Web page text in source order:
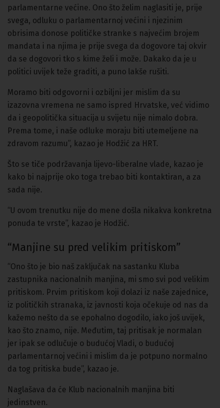
parlamentarne većine. Ono što želim naglasiti je, prije
svega, odluku o parlamentarnoj većini i njezinim
obrisima donose političke stranke s najvećim brojem
mandata i na njima je prije svega da dogovore taj okvir
da se dogovori tko s kime želi i može. Dakako da je u
politici uvijek teže graditi, a puno lakše rušiti.
Moramo biti odgovorni i ozbiljni jer mislim da su
izazovna vremena ne samo ispred Hrvatske, već vidimo
da i geopolitička situacija u svijetu nije nimalo dobra.
Prema tome, i naše odluke moraju biti utemeljene na
zdravom razumu”, kazao je Hodžić za HRT.
Što se tiče podržavanja lijevo-liberalne vlade, kazao je
kako bi najprije oko toga trebao biti kontaktiran, a za
sada nije.
“U ovom trenutku nije do mene došla nikakva konkretna
ponuda te vrste”, kazao je Hodžić.
“Manjine su pred velikim pritiskom”
“Ono što je bio naš zaključak na sastanku Kluba
zastupnika nacionalnih manjina, mi smo svi pod velikim
pritiskom. Prvim pritiskom koji dolazi iz naše zajednice,
iz političkih stranaka, iz javnosti koja očekuje od nas da
kažemo nešto da se epohalno dogodilo, iako još uvijek,
kao što znamo, nije. Međutim, taj pritisak je normalan
jer ipak se odlučuje o budućoj Vladi, o budućoj
parlamentarnoj većini i mislim da je potpuno normalno
da tog pritiska bude”, kazao je.
Naglašava da će Klub nacionalnih manjina biti
jedinstven.